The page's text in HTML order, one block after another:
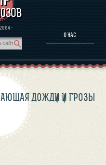
·
О НАС
ЛИЧНОСТЕЙ
ДОЖДИ И ГРОЗЫ